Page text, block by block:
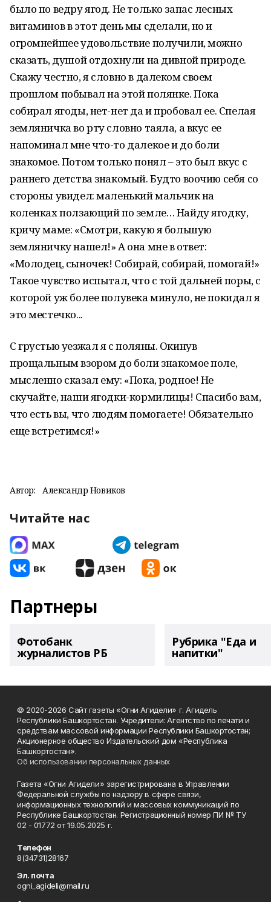
было по ведру ягод. Не только запас лесных
витаминов в этот день мы сделали, но и
огромнейшее удовольствие получили, можно
сказать, душой отдохнули на дивной природе.
Скажу честно, я словно в далеком своем
прошлом побывал на этой полянке. Пока
собирал ягоды, нет-нет да и пробовал ее. Спелая
земляничка во рту словно таяла, а вкус ее
напоминал мне что-то далекое и до боли
знакомое. Потом только понял – это был вкус с
раннего детства знакомый. Будто воочию себя со
стороны увидел: маленький мальчик на
коленках ползающий по земле… Найду ягодку,
кричу маме: «Смотри, какую я большую
земляничку нашел!» А она мне в ответ:
«Молодец, сыночек! Собирай, собирай, помогай!»
Такое чувство испытал, что с той дальней поры, с
которой уж более полувека минуло, не покидал я
это местечко...
С грустью уезжал я с поляны. Окинув
прощальным взором до боли знакомое поле,
мысленно сказал ему: «Пока, родное! Не
скучайте, наши ягодки-кормилицы! Спасибо вам,
что есть вы, что людям помогаете! Обязательно
еще встретимся!»
Автор: Александр Новиков
Читайте нас
Партнеры
Фотобанк
журналистов РБ
Рубрика "Еда и
напитки"
© 2020-2026 Сайт газеты «Огни Агидели» г. Агидель
Республики Башкортостан. Учредители: Агентство по печати и
средствам массовой информации Республики Башкортостан;
Акционерное общество Издательский дом «Республика
Башкортостан».
Об использовании персональных данных
Газета «Огни Агидели» зарегистрирована в Управлении
Федеральной службы по надзору в сфере связи,
информационных технологий и массовых коммуникаций по
Республике Башкортостан. Регистрационный номер ПИ № ТУ
02 - 01772 от 19.05.2025 г.
Телефон
8(34731)28167
Эл. почта
ogni_agideli@mail.ru